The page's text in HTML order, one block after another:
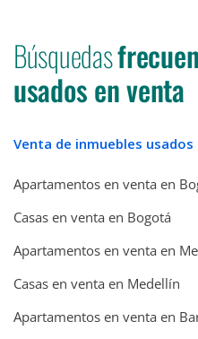
Búsquedas
usados en venta
Venta de inmuebles usados
Apartamentos en venta en
Casas en venta en Bogotá
Apartamentos en venta en
Casas en venta en Medellín
Apartamentos en venta en